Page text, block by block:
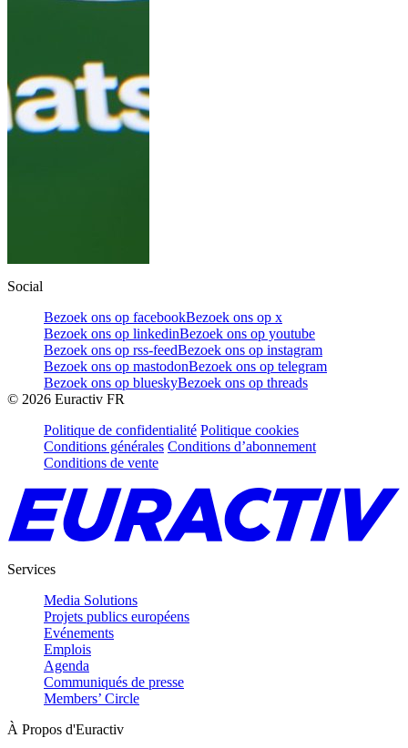
Social
Bezoek ons op facebookBezoek ons op x
Bezoek ons op linkedinBezoek ons op youtube
Bezoek ons op rss-feedBezoek ons op instagram
Bezoek ons op mastodonBezoek ons op telegram
Bezoek ons op blueskyBezoek ons op threads
© 2026 Euractiv FR
Politique de confidentialité Politique cookies
Conditions générales Conditions d’abonnement
Conditions de vente
Services
Media Solutions
Projets publics européens
Evénements
Emplois
Agenda
Communiqués de presse
Members’ Circle
À Propos d'Euractiv